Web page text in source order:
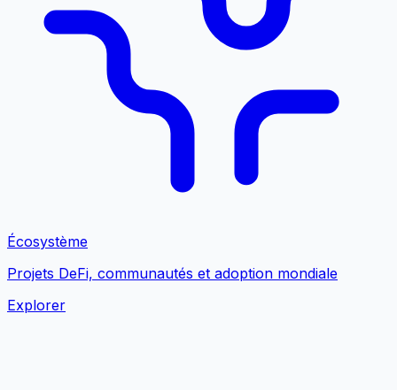
Écosystème
Projets DeFi, communautés et adoption mondiale
Explorer